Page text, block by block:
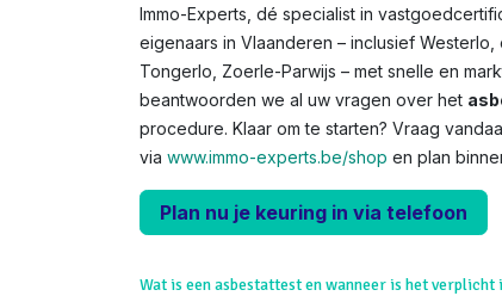
Immo-Experts, dé specialist in
eigenaars in Vlaanderen – inclusief Westerlo,
Tongerlo, Zoerle-Parwijs – met snelle en
beantwoorden we al uw vragen over het
procedure. Klaar om te starten? Vraag
via www.immo-experts.be/shop en plan
Plan nu je keuring in via telefoon
Wat is een asbestattest en wanneer is het verplicht